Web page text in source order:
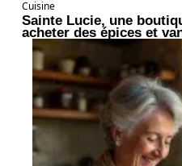
Cuisine
Sainte Lucie, une
acheter des épices et